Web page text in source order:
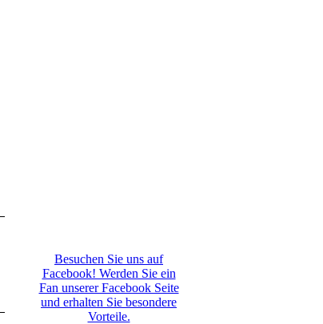
Besuchen Sie uns auf
Facebook! Werden Sie ein
Fan unserer Facebook Seite
und erhalten Sie besondere
Vorteile.